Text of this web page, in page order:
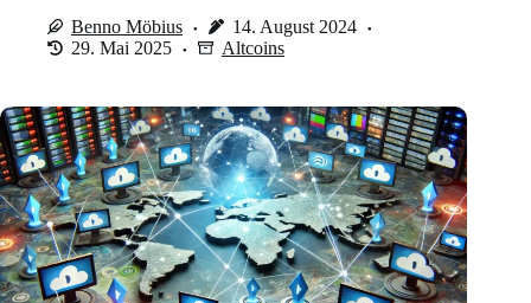
Benno Möbius
14. August 2024
29. Mai 2025
Altcoins